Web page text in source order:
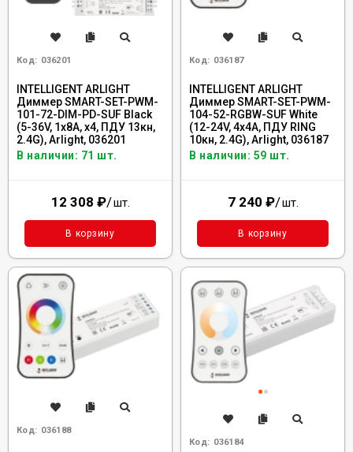
Код: 036201
INTELLIGENT ARLIGHT
Диммер SMART-SET-PWM-
101-72-DIM-PD-SUF Black
(5-36V, 1x8A, x4, ПДУ 13кн,
2.4G), Arlight, 036201
В наличии: 71 шт.
12 308 ₽/шт.
В корзину
Код: 036187
INTELLIGENT ARLIGHT
Диммер SMART-SET-PWM-
104-52-RGBW-SUF White
(12-24V, 4x4A, ПДУ RING
10кн, 2.4G), Arlight, 036187
В наличии: 59 шт.
7 240 ₽/шт.
В корзину
Код: 036188
Код: 036184